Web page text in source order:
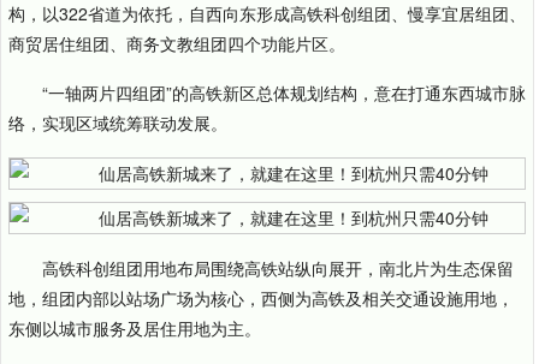
构，以322省道为依托，自西向东形成高铁科创组团、慢享宜居组团、
商贸居住组团、商务文教组团四个功能片区。
“一轴两片四组团”的高铁新区总体规划结构，意在打通东西城市脉
络，实现区域统筹联动发展。
高铁科创组团用地布局围绕高铁站纵向展开，南北片为生态保留
地，组团内部以站场广场为核心，西侧为高铁及相关交通设施用地，
东侧以城市服务及居住用地为主。